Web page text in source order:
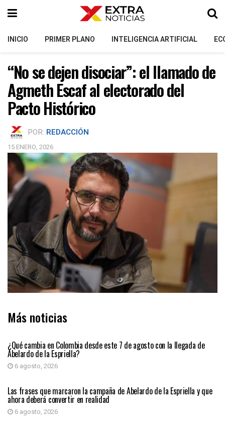
INICIO PRIMER PLANO INTELIGENCIA ARTIFICIAL
“No se dejen disociar”: el llamado de
Agmeth Escaf al electorado del
Pacto Histórico
POR: REDACCIÓN
15 ENERO, 2026
Más noticias
¿Qué cambia en Colombia desde este 7 de agosto con la llegada de
Abelardo de la Espriella?
6 agosto, 2026
PRIMER PLANO
Las frases que marcaron la campaña de Abelardo de la Espriella y que
ahora deberá convertir en realidad
6 agosto, 2026